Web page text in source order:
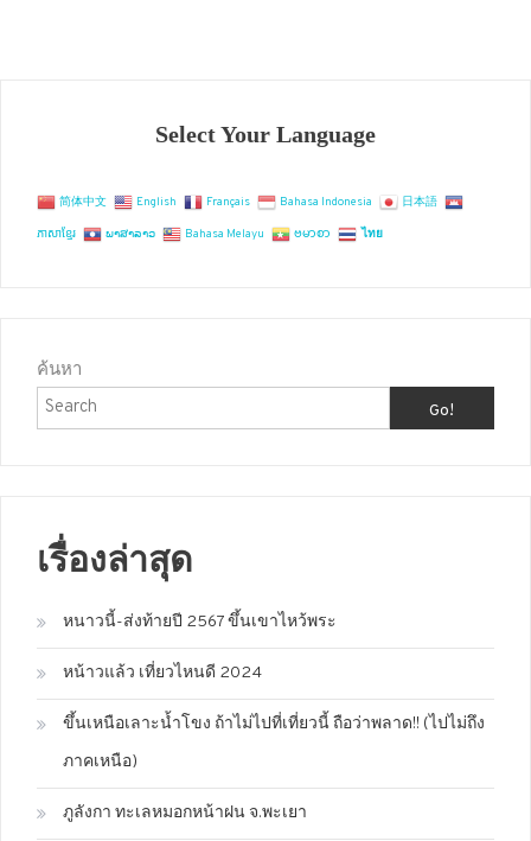
Select Your Language
简体中文 English Français Bahasa Indonesia 日本語
ភាសាខ្មែរ ພາສາລາວ Bahasa Melayu ဗမာစာ ไทย
ค้นหา
Go!
เรื่องล่าสุด
หนาวนี้-ส่งท้ายปี 2567 ขึ้นเขาไหว้พระ
หน้าวแล้ว เที่ยวไหนดี 2024
ขึ้นเหนือเลาะน้ำโขง ถ้าไม่ไปที่เที่ยวนี้ ถือว่าพลาด!! (ไปไม่ถึง
ภาคเหนือ)
ภูลังกา ทะเลหมอกหน้าฝน จ.พะเยา